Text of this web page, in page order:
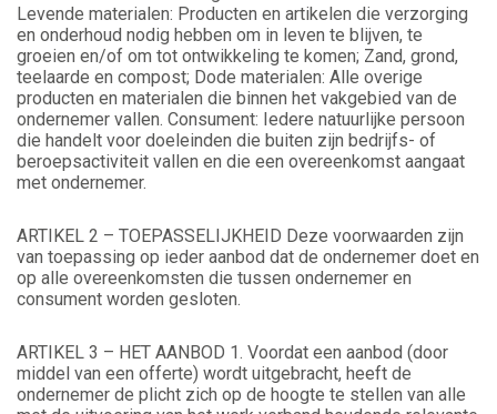
Levende materialen: Producten en artikelen die verzorging
en onderhoud nodig hebben om in leven te blijven, te
groeien en/of om tot ontwikkeling te komen; Zand, grond,
teelaarde en compost; Dode materialen: Alle overige
producten en materialen die binnen het vakgebied van de
ondernemer vallen. Consument: Iedere natuurlijke persoon
die handelt voor doeleinden die buiten zijn bedrijfs- of
beroepsactiviteit vallen en die een overeenkomst aangaat
met ondernemer.
ARTIKEL 2 – TOEPASSELIJKHEID Deze voorwaarden zijn
van toepassing op ieder aanbod dat de ondernemer doet en
op alle overeenkomsten die tussen ondernemer en
consument worden gesloten.
ARTIKEL 3 – HET AANBOD 1. Voordat een aanbod (door
middel van een offerte) wordt uitgebracht, heeft de
ondernemer de plicht zich op de hoogte te stellen van alle